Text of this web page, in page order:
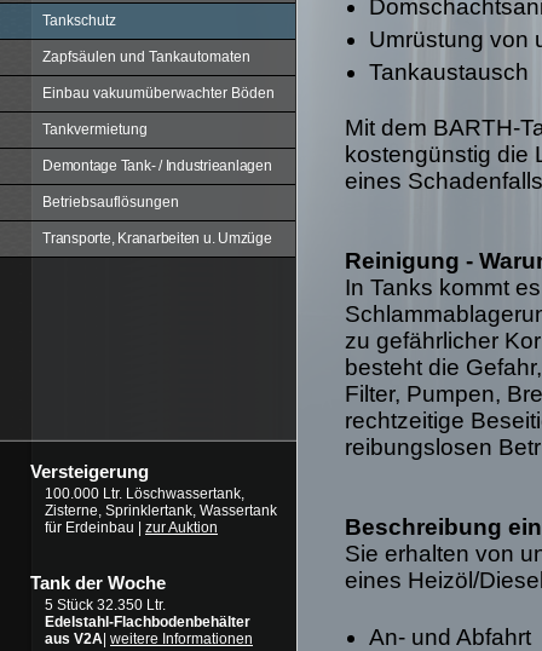
Tankschutz
Zapfsäulen und Tankautomaten
Einbau vakuumüberwachter Böden
Tankvermietung
Demontage Tank- / Industrieanlagen
Betriebsauflösungen
Transporte, Kranarbeiten u. Umzüge
Versteigerung
100.000 Ltr. Löschwassertank,
Zisterne, Sprinklertank, Wassertank
für Erdeinbau | zur Auktion
Tank der Woche
5 Stück 32.350 Ltr.
Edelstahl-Flachbodenbehälter
aus V2A weitere Informationen
Umrüstung von
Tankaustausch
Mit dem BARTH-
kostengünstig die
eines
Reinigung -
In Tanks kommt
zu gefährlicher
besteht die
Filter, Pumpen,
rechtzeitige
reibungslosen
Beschreibung
Sie erhalten von
eines Heizöl/
An- und Abfahrt